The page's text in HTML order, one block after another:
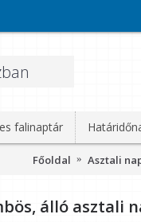
falinaptár
Főoldal Asztali
álló asztali